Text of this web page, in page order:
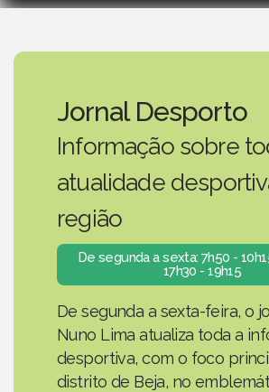
Jornal Desporto
Informação sobre
atualidade
região
De segunda a sexta: 7h50 -
17h30 - 19h15
De segunda a sexta-feira, o
Nuno Lima atualiza toda a
desportiva, com o foco
distrito de Beja, no